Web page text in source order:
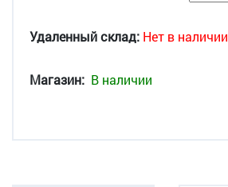
Удаленный склад: Нет в наличии
Магазин: В наличии